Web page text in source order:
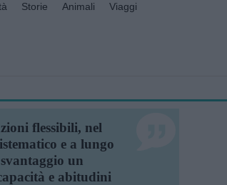
Storie Animali Viaggi
flessibili, nel
e a lungo
un
e abitudini